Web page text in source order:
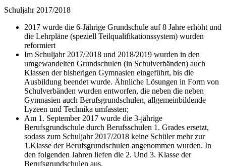
Schuljahr 2017/2018
2017 wurde die 6-Jährige Grundschule auf 8 Jahre erhöht und
die Lehrpläne (speziell Teilqualifikationssystem) wurden
reformiert
Im Schuljahr 2017/2018 und 2018/2019 wurden in den
umgewandelten Grundschulen (in Schulverbänden) auch
Klassen der bisherigen Gymnasien eingeführt, bis die
Ausbildung beendet wurde. Ähnliche Lösungen in Form von
Schulverbänden wurden entworfen, die neben die neben
Gymnasien auch Berufsgrundschulen, allgemeinbildende
Lyzeen und Technika umfassten;
Am 1. September 2017 wurde die 3-jährige
Berufsgrundschule durch Berufsschulen 1. Grades ersetzt,
sodass zum Schuljahr 2017/2018 keine Schüler mehr zur
1.Klasse der Berufsgrundschulen angenommen wurden. In
den folgenden Jahren liefen die 2. Und 3. Klasse der
Berufsgrundschulen aus.